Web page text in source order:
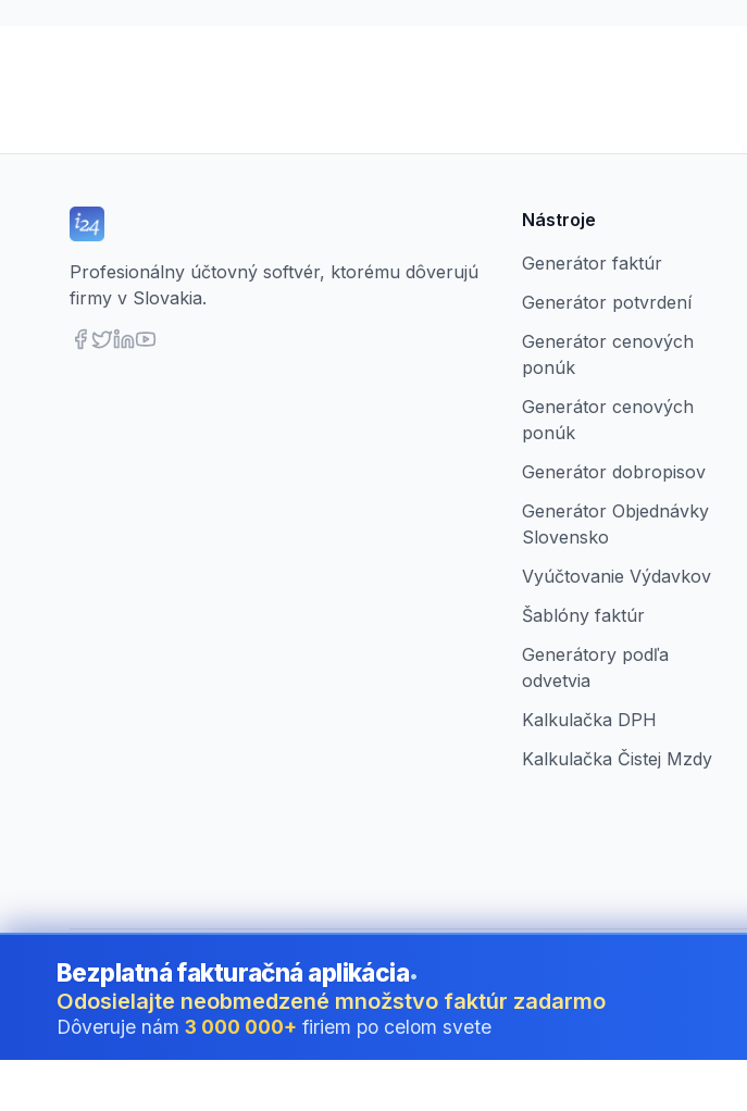
Profesionálny účtovný softvér, ktorému dôverujú
firmy v Slovakia.
Nástroje
Generátor faktúr
Generátor potvrdení
Generátor cenových
ponúk
Generátor cenových
ponúk
Generátor dobropisov
Generátor Objednávky
Slovensko
Vyúčtovanie Výdavkov
Šablóny faktúr
Generátory podľa
odvetvia
Kalkulačka DPH
Kalkulačka Čistej Mzdy
©2026i24 Limited. All rights reserved.•Pre firmy v Slovakia
Bezplatná fakturačná aplikácia•
Odosielajte neobmedzené množstvo faktúr zadarmo
Dôveruje nám 3 000 000+ firiem po celom svete